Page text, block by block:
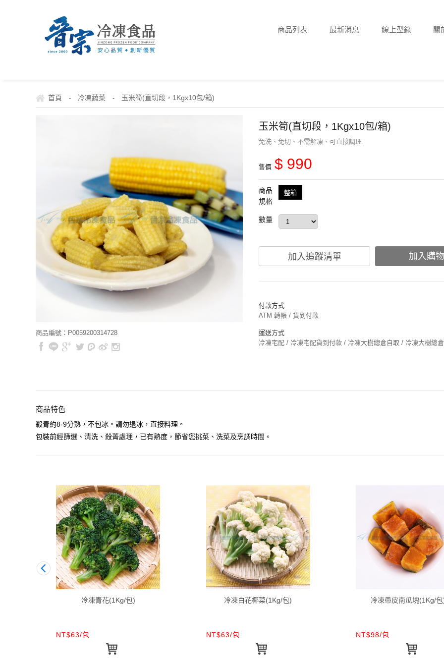
商品列表 最新消息 線上型錄 關
首頁 - 冷凍蔬菜 - 玉米筍(直切段，1Kgx10包/箱)
商品編號：P0059200314728
玉米筍(直切段，1Kgx10包/箱)
免洗、免切、不需解凍、可直接調理
售價 $ 990
商品
規格
整箱
數量
加入追蹤清單 加入購
付款方式
ATM 轉帳 / 貨到付款
運送方式
冷凍宅配 / 冷凍宅配貨到付款 / 冷凍大樹總倉自取 / 冷凍大樹總
商品特色
殺青約8-9分熟，不包冰。請勿退冰，直接料理。
包裝前經篩選、清洗、殺菁處理，已有熟度，節省您挑菜、洗菜及烹調時間。
冷凍青花(1Kg/包)
NT$63/包
冷凍白花椰菜(1Kg/包)
NT$63/包
冷凍帶皮南瓜塊(1Kg/包
NT$98/包